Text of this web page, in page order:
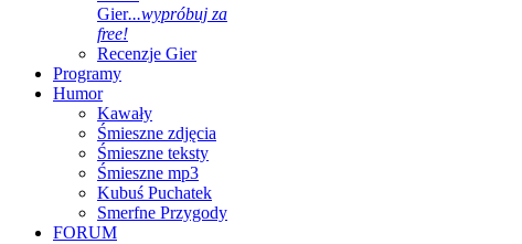
Gier...wypróbuj za
free!
Recenzje Gier
Programy
Humor
Kawały
Śmieszne zdjęcia
Śmieszne teksty
Śmieszne mp3
Kubuś Puchatek
Smerfne Przygody
FORUM